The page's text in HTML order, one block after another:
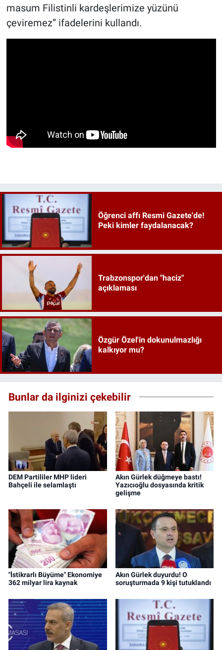
masum Filistinli kardeşlerimize yüzünü
çeviremez” ifadelerini kullandı.
Öğrenci affı Resmi Gazete'de!
Peki kimler faydalanacak?
Trabzonspor'dan "haciz"
açıklaması
Özgür Özel'in dokunulmazlığı
kalkıyor mu?
Bunlar da ilginizi çekebilir
DEM Partililer MHP lideri
Bahçeli ile selamlaştı
Akın Gürlek düğmeye bastı!
Yazıcıoğlu dosyasında kritik
gelişme
"İstikrarlı Büyüme" Ekonomiye
362 milyar lira kaynak
Akın Gürlek duyurdu! O
soruşturmada 9 kişi tutuklandı